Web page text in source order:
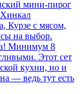
мини-пирог
Курзе с мясом,
на выбор.
Минимум 8
Этот сет
кухни, но и
— ведь тут есть